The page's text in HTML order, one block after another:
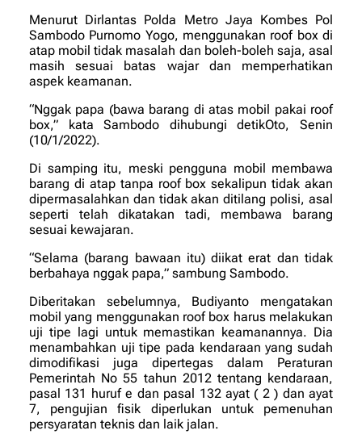
Menurut Dirlantas Polda Metro Jaya Kombes Pol
Sambodo Purnomo Yogo, menggunakan roof box di
atap mobil tidak masalah dan boleh-boleh saja, asal
masih sesuai batas wajar dan memperhatikan
aspek keamanan.
“Nggak papa (bawa barang di atas mobil pakai roof
box,” kata Sambodo dihubungi detikOto, Senin
(10/1/2022).
Di samping itu, meski pengguna mobil membawa
barang di atap tanpa roof box sekalipun tidak akan
dipermasalahkan dan tidak akan ditilang polisi, asal
seperti telah dikatakan tadi, membawa barang
sesuai kewajaran.
“Selama (barang bawaan itu) diikat erat dan tidak
berbahaya nggak papa,” sambung Sambodo.
Diberitakan sebelumnya, Budiyanto mengatakan
mobil yang menggunakan roof box harus melakukan
uji tipe lagi untuk memastikan keamanannya. Dia
menambahkan uji tipe pada kendaraan yang sudah
dimodifikasi juga dipertegas dalam Peraturan
Pemerintah No 55 tahun 2012 tentang kendaraan,
pasal 131 huruf e dan pasal 132 ayat ( 2 ) dan ayat
7, pengujian fisik diperlukan untuk pemenuhan
persyaratan teknis dan laik jalan.